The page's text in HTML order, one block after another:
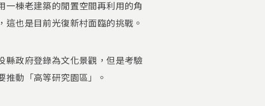
一棟老建築的閒置空間再利用的角
也是目前光復新村面臨的挑戰。
縣政府登錄為文化景觀，但是考驗
動「高等研究園區」。